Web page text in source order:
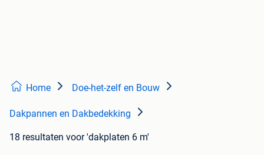
Home Doe-het-zelf en Bouw
Dakpannen en Dakbedekking
18 resultaten voor 'dakplaten 6 m'